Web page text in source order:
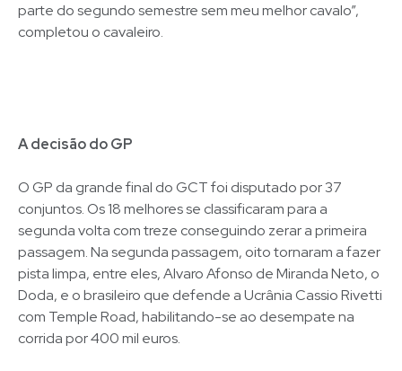
parte do segundo semestre sem meu melhor cavalo”,
completou o cavaleiro.
A decisão do GP
O GP da grande final do GCT foi disputado por 37
conjuntos. Os 18 melhores se classificaram para a
segunda volta com treze conseguindo zerar a primeira
passagem. Na segunda passagem, oito tornaram a fazer
pista limpa, entre eles, Alvaro Afonso de Miranda Neto, o
Doda, e o brasileiro que defende a Ucrânia Cassio Rivetti
com Temple Road, habilitando-se ao desempate na
corrida por 400 mil euros.